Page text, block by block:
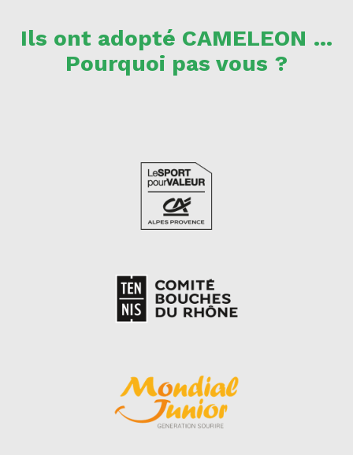
Ils ont adopté CAMELEON …
Pourquoi pas vous ?